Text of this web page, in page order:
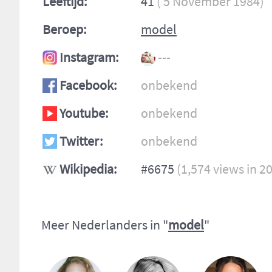
Beroep:
model
Instagram:
---
Facebook:
onbekend
Youtube:
onbekend
Twitter:
onbekend
Wikipedia:
#6675 (1,574 views in
Meer Nederlanders in "model"